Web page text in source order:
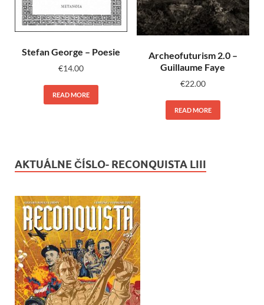
Stefan George – Poesie
€14.00
READ MORE
Archeofuturism 2.0 –
Guillaume Faye
€22.00
READ MORE
AKTUÁLNE ČÍSLO- RECONQUISTA LIII